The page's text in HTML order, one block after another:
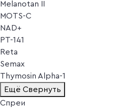
Melanotan II
MOTS-C
NAD+
PT-141
Reta
Semax
Thymosin Alpha-1
Ещё Свернуть
Спреи